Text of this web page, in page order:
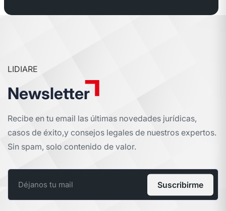
LIDIARE
Newsletter
Recibe en tu email las últimas novedades jurídicas,
casos de éxito,y consejos legales de nuestros expertos.
Sin spam, solo contenido de valor.
Suscribirme